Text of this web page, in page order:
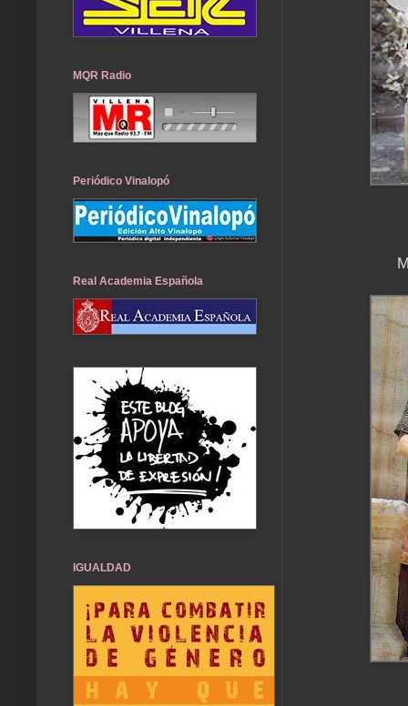
MQR Radio
Periódico Vinalopó
Real Academia Española
IGUALDAD